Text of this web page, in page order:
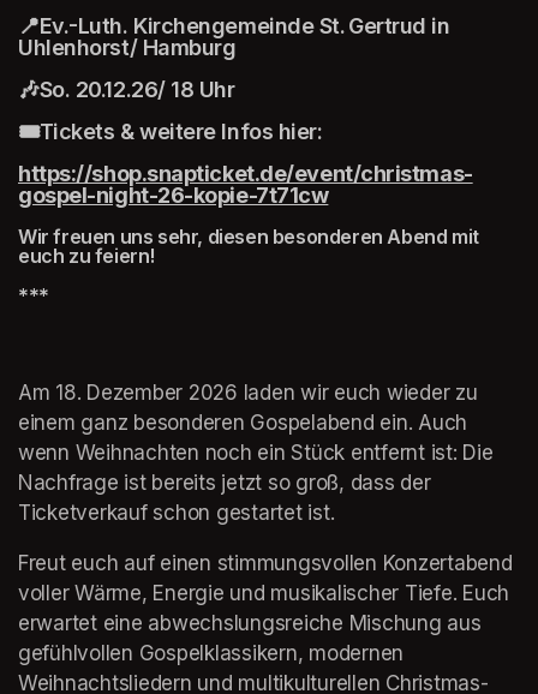
📍Ev.-Luth. Kirchengemeinde St. Gertrud in
Uhlenhorst/ Hamburg
🎶So. 20.12.26/ 18 Uhr
🎟️Tickets & weitere Infos hier:
https://shop.snapticket.de/event/christmas-
gospel-night-26-kopie-7t71cw(opens in a new tab)
(opens in a new tab)
(opens in a new tab)
Wir freuen uns sehr, diesen besonderen Abend mit
euch zu feiern!
(opens in a new tab)
***
Am 18. Dezember 2026 laden wir euch wieder zu
einem ganz besonderen Gospelabend ein. Auch
wenn Weihnachten noch ein Stück entfernt ist: Die
Nachfrage ist bereits jetzt so groß, dass der
Ticketverkauf schon gestartet ist.
Freut euch auf einen stimmungsvollen Konzertabend
voller Wärme, Energie und musikalischer Tiefe. Euch
erwartet eine abwechslungsreiche Mischung aus
gefühlvollen Gospelklassikern, modernen
Weihnachtsliedern und multikulturellen Christmas-